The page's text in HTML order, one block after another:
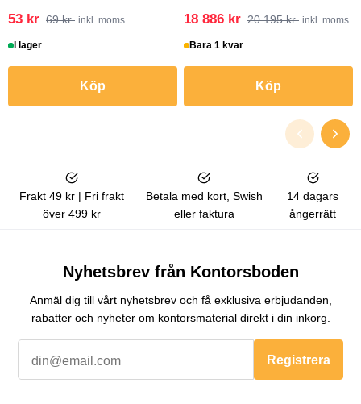
53 kr 69 kr inkl. moms
I lager
Köp
18 886 kr 20 195 kr inkl. moms
Bara 1 kvar
Köp
Frakt 49 kr | Fri frakt
över 499 kr
Betala med kort, Swish
eller faktura
14 dagars
ångerrätt
Nyhetsbrev från Kontorsboden
Anmäl dig till vårt nyhetsbrev och få exklusiva erbjudanden,
rabatter och nyheter om kontorsmaterial direkt i din inkorg.
Registrera